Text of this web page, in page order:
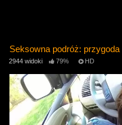
Seksowna podróż:
2944 widoki 79% HD